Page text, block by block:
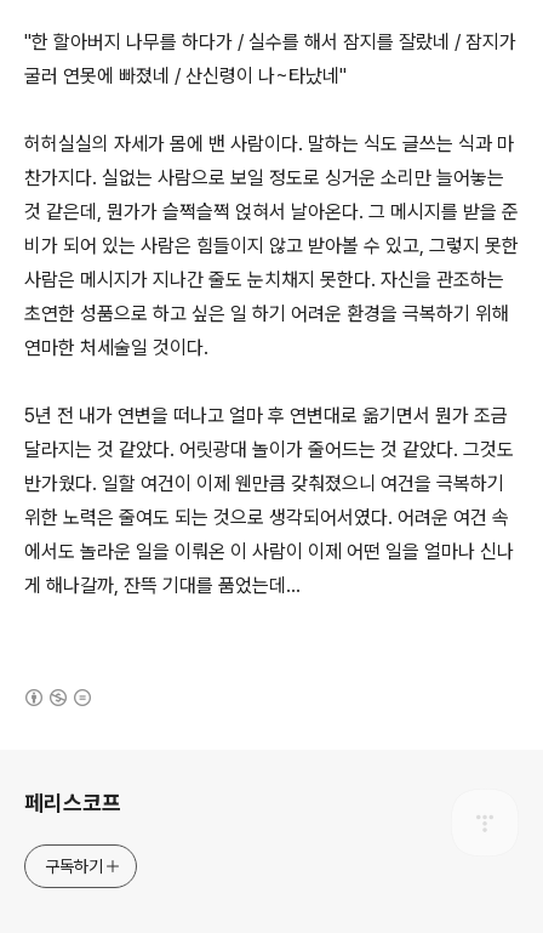
"한 할아버지 나무를 하다가 / 실수를 해서 잠지를 잘랐네 / 잠지가
굴러 연못에 빠졌네 / 산신령이 나~타났네"
허허실실의 자세가 몸에 밴 사람이다. 말하는 식도 글쓰는 식과 마
찬가지다. 실없는 사람으로 보일 정도로 싱거운 소리만 늘어놓는
것 같은데, 뭔가가 슬쩍슬쩍 얹혀서 날아온다. 그 메시지를 받을 준
비가 되어 있는 사람은 힘들이지 않고 받아볼 수 있고, 그렇지 못한
사람은 메시지가 지나간 줄도 눈치채지 못한다. 자신을 관조하는
초연한 성품으로 하고 싶은 일 하기 어려운 환경을 극복하기 위해
연마한 처세술일 것이다.
5년 전 내가 연변을 떠나고 얼마 후 연변대로 옮기면서 뭔가 조금
달라지는 것 같았다. 어릿광대 놀이가 줄어드는 것 같았다. 그것도
반가웠다. 일할 여건이 이제 웬만큼 갖춰졌으니 여건을 극복하기
위한 노력은 줄여도 되는 것으로 생각되어서였다. 어려운 여건 속
에서도 놀라운 일을 이뤄온 이 사람이 이제 어떤 일을 얼마나 신나
게 해나갈까, 잔뜩 기대를 품었는데...
페리스코프
구독하기